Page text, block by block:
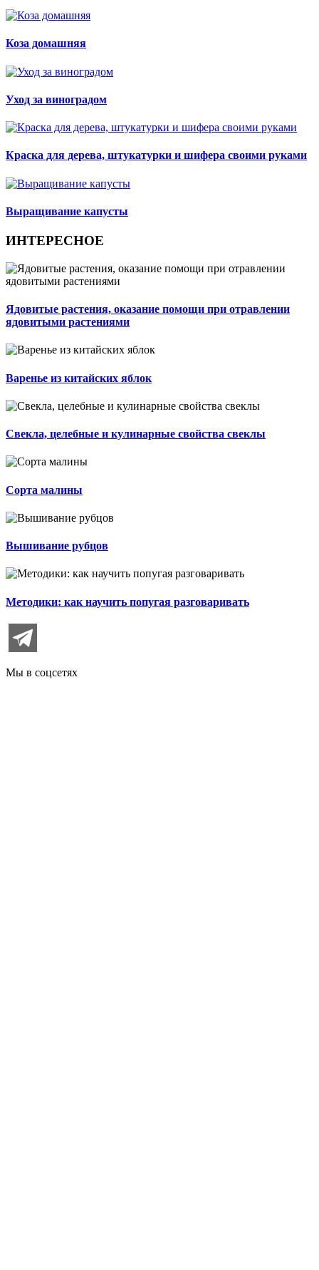
Коза домашняя
Уход за виноградом
Краска для дерева, штукатурки и шифера своими руками
Выращивание капусты
ИНТЕРЕСНОЕ
Ядовитые растения, оказание помощи при отравлении
ядовитыми растениями
Варенье из китайских яблок
Свекла, целебные и кулинарные свойства свеклы
Сорта малины
Вышивание рубцов
Методики: как научить попугая разговаривать
Мы в соцсетях